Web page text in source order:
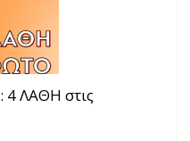
4 ΛΑΘΗ στις